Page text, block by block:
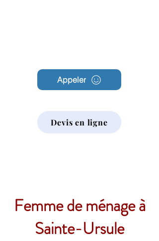
Appeler
Devis en ligne
Femme de ménage à
Sainte-Ursule